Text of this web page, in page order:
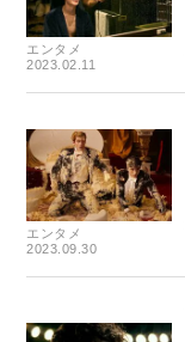
エンタメ
2023.02.11
エンタメ
2023.09.30